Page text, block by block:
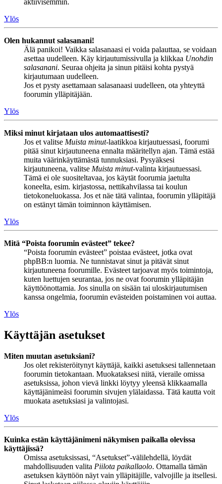
aktiivisemmin.
Ylös
Olen hukannut salasanani!
Älä panikoi! Vaikka salasanaasi ei voida palauttaa, se voidaan
asettaa uudelleen. Käy kirjautumissivulla ja klikkaa Unohdin
salasanani. Seuraa ohjeita ja sinun pitäisi kohta pystyä
kirjautumaan uudelleen.
Jos et pysty asettamaan salasanaasi uudelleen, ota yhteyttä
foorumin ylläpitäjään.
Ylös
Miksi minut kirjataan ulos automaattisesti?
Jos et valitse Muista minut-laatikkoa kirjautuessasi, foorumi
pitää sinut kirjautuneena ennalta määritellyn ajan. Tämä estää
muita väärinkäyttämästä tunnuksiasi. Pysyäksesi
kirjautuneena, valitse Muista minut-valinta kirjautuessasi.
Tämä ei ole suositeltavaa, jos käytät foorumia jaetulta
koneelta, esim. kirjastossa, nettikahvilassa tai koulun
tietokoneluokassa. Jos et näe tätä valintaa, foorumin ylläpitäjä
on estänyt tämän toiminnon käyttämisen.
Ylös
Mitä “Poista foorumin evästeet” tekee?
“Poista foorumin evästeet” poistaa evästeet, jotka ovat
phpBB:n luomia. Ne tunnistavat sinut ja pitävät sinut
kirjautuneena foorumille. Evästeet tarjoavat myös toimintoja,
kuten luettujen seurantaa, jos ne ovat foorumin ylläpitäjän
käyttöönottamia. Jos sinulla on sisään tai uloskirjautumisen
kanssa ongelmia, foorumin evästeiden poistaminen voi auttaa.
Ylös
Käyttäjän asetukset
Miten muutan asetuksiani?
Jos olet rekisteröitynyt käyttäjä, kaikki asetuksesi tallennetaan
foorumin tietokantaan. Muokataksesi niitä, vieraile omissa
asetuksissa, johon vievä linkki löytyy yleensä klikkaamalla
käyttäjänimeäsi foorumin sivujen ylälaidassa. Tätä kautta voit
muokata asetuksiasi ja valintojasi.
Ylös
Kuinka estän käyttäjänimeni näkymisen paikalla olevissa
käyttäjissä?
Omissa asetuksissasi, “Asetukset”-välilehdellä, löydät
mahdollisuuden valita Piilota paikallaolo. Ottamalla tämän
asetuksen käyttöön näyt vain ylläpitäjille, valvojille ja itsellesi.